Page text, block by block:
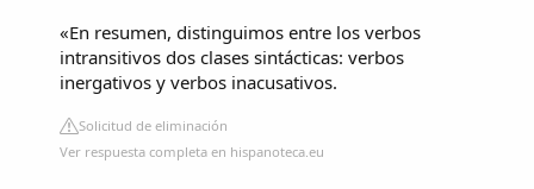
«En resumen, distinguimos entre los verbos
intransitivos dos clases sintácticas: verbos
inergativos y verbos inacusativos.
Solicitud de eliminación
Ver respuesta completa en hispanoteca.eu